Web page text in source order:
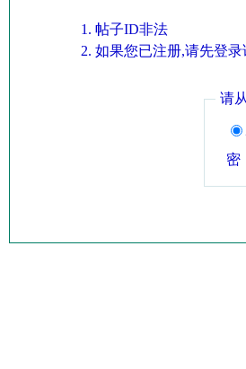
帖子ID非法
如果您已注册,请先登
请
密